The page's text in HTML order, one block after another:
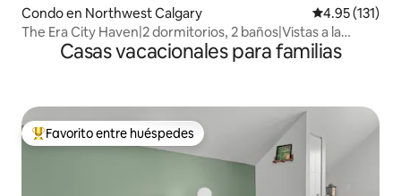
Condo en Northwest Calgary Calificación
4.95 (131)
The Era City Haven|2 dormitorios, 2 baños|Vistas a la
ciudadCasas vacacionales para familias
Favorito entre huéspedes preferido
Favorito entre huéspedes